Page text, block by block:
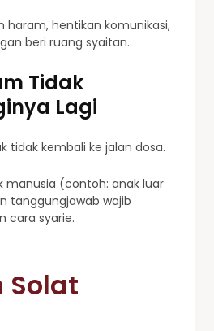
haram, hentikan komunikasi,
beri ruang syaitan.
Tidak
Lagi
tidak kembali ke jalan dosa.
manusia (contoh: anak luar
tanggungjawab wajib
cara syarie.
Solat